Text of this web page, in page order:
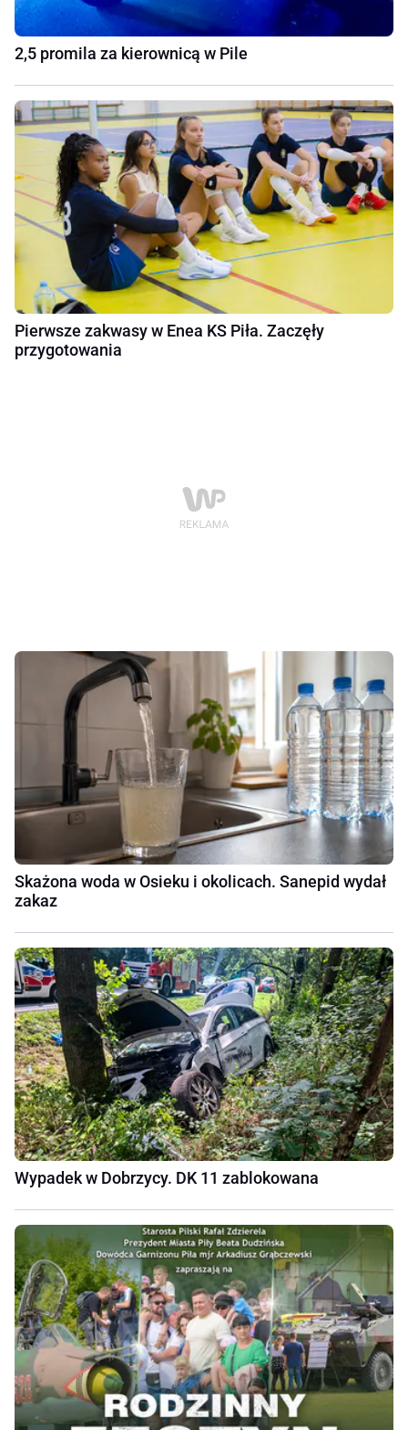
2,5 promila za kierownicą w Pile
Pierwsze zakwasy w Enea KS Piła. Zaczęły
przygotowania
Skażona woda w Osieku i okolicach. Sanepid wydał
zakaz
Wypadek w Dobrzycy. DK 11 zablokowana